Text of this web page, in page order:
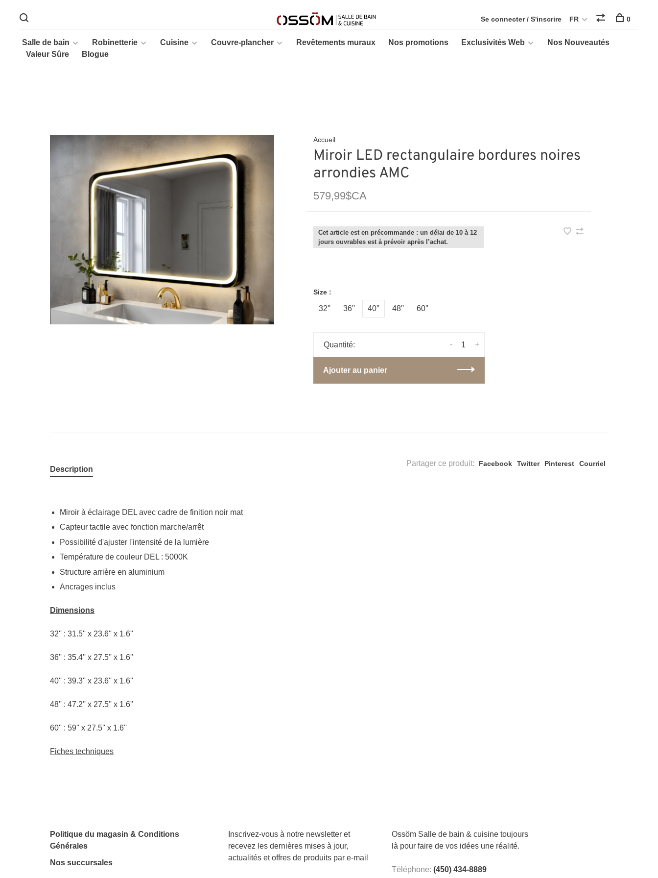
Salle de bain Robinetterie Cuisine Couvre-plancher Revêtements muraux Nos promotions Exclusivités Web
Nos Nouveautés
Valeur Sûre
Blogue
Se connecter / S'inscrire FR 0
Accueil
Miroir LED rectangulaire bordures noires
arrondies AMC
579,99$CA
Cet article est en précommande : un délai de 10 à 12
jours ouvrables est à prévoir après l’achat.
Size :
32'' 36'' 40'' 48'' 60''
Quantité: +
-
Ajouter au panier
Partager ce produit: Facebook Twitter Pinterest Courriel
Description
Miroir à éclairage DEL avec cadre de finition noir mat
Capteur tactile avec fonction marche/arrêt
Possibilité d'ajuster l'intensité de la lumière
Température de couleur DEL : 5000K
Structure arrière en aluminium
Ancrages inclus
Dimensions
32'' : 31.5'' x 23.6'' x 1.6''
36'' : 35.4'' x 27.5'' x 1.6''
40'' : 39.3'' x 23.6'' x 1.6''
48'' : 47.2'' x 27.5'' x 1.6''
60'' : 59'' x 27.5'' x 1.6''
Fiches techniques
Politique du magasin & Conditions
Générales
Nos succursales
Inscrivez-vous à notre newsletter et
recevez les dernières mises à jour,
actualités et offres de produits par e-mail
Ossöm Salle de bain & cuisine toujours
là pour faire de vos idées une réalité.
Téléphone: (450) 434-8889